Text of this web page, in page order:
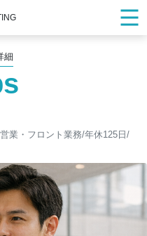
細
業・フロント業務/年休125日/